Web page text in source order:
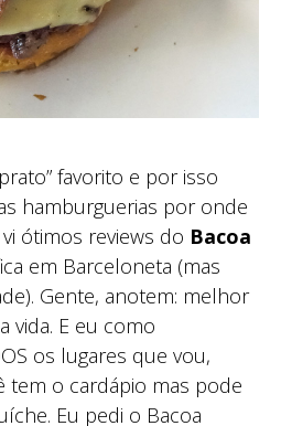
favorito e por isso
hamburguerias por onde
ótimos reviews do Bacoa
em Barceloneta (mas
Gente, anotem: melhor
vida. E eu como
os lugares que vou,
tem o cardápio mas pode
Eu pedi o Bacoa